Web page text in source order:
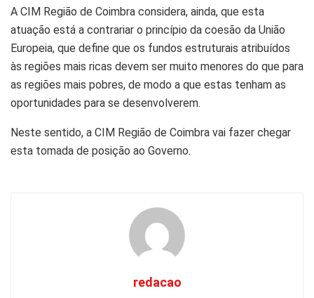
A CIM Região de Coimbra considera, ainda, que esta
atuação está a contrariar o princípio da coesão da União
Europeia, que define que os fundos estruturais atribuídos
às regiões mais ricas devem ser muito menores do que para
as regiões mais pobres, de modo a que estas tenham as
oportunidades para se desenvolverem.
Neste sentido, a CIM Região de Coimbra vai fazer chegar
esta tomada de posição ao Governo.
redacao